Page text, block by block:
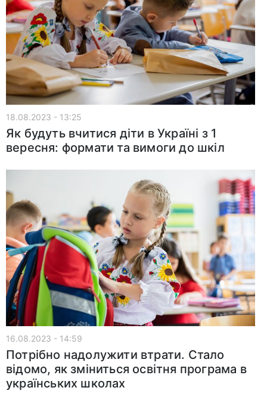
18.08.2023 - 13:25
Як будуть вчитися діти в Україні з 1
вересня: формати та вимоги до шкіл
16.08.2023 - 14:59
Потрібно надолужити втрати. Стало
відомо, як зміниться освітня програма в
українських школах